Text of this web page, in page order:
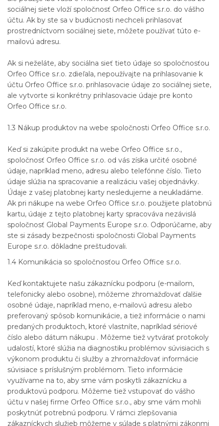
sociálnej siete vloží spoločnosť Orfeo Office s.r.o. do vášho
účtu. Ak by ste sa v budúcnosti nechceli prihlasovať
prostredníctvom sociálnej siete, môžete používať túto e-
mailovú adresu.
Ak si neželáte, aby sociálna sieť tieto údaje so spoločnosťou
Orfeo Office s.r.o. zdieľala, nepoužívajte na prihlasovanie k
účtu Orfeo Office s.r.o. prihlasovacie údaje zo sociálnej siete,
ale vytvorte si konkrétny prihlasovacie údaje pre konto
Orfeo Office s.r.o.
1.3 Nákup produktov na webe spoločnosti Orfeo Office s.r.o.
Keď si zakúpite produkt na webe Orfeo Office s.r.o.,
spoločnosť Orfeo Office s.r.o. od vás získa určité osobné
údaje, napríklad meno, adresu alebo telefónne číslo. Tieto
údaje slúžia na spracovanie a realizáciu vašej objednávky.
Údaje z vašej platobnej karty nesledujeme a neukladáme.
Ak pri nákupe na webe Orfeo Office s.r.o. použijete platobnú
kartu, údaje z tejto platobnej karty spracováva nezávislá
spoločnosť Global Payments Europe s.r.o. Odporúčame, aby
ste si zásady bezpečnosti spoločnosti Global Payments
Europe s.r.o. dôkladne preštudovali.
1.4 Komunikácia so spoločnosťou Orfeo Office s.r.o.
Keď kontaktujete našu zákaznícku podporu (e-mailom,
telefonicky alebo osobne), môžeme zhromažďovať ďalšie
osobné údaje, napríklad meno, e-mailovú adresu alebo
preferovaný spôsob komunikácie, a tiež informácie o nami
predaných produktoch, ktoré vlastníte, napríklad sériové
číslo alebo dátum nákupu . Môžeme tiež vytvárať protokoly
udalostí, ktoré slúžia na diagnostiku problémov súvisiacich s
výkonom produktu či služby a zhromažďovať informácie
súvisiace s príslušným problémom. Tieto informácie
využívame na to, aby sme vám poskytli zákaznícku a
produktovú podporu. Môžeme tiež vstupovať do vášho
účtu v našej firme Orfeo Office s.r.o., aby sme vám mohli
poskytnúť potrebnú podporu. V rámci zlepšovania
zákazníckych služieb môžeme v súlade s platnými zákonmi